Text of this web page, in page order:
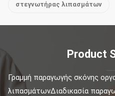
στεγνωτήρας λιπασμάτων
Product
Γραμμή παραγωγής σκόνης
λιπασμάτωνΔιαδικασία